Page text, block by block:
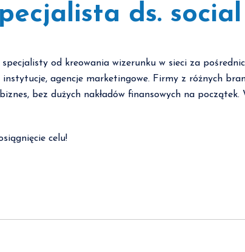
ds.
od kreowania wizerunku w sieci za
agencje marketingowe. Firmy z różnych
bez dużych nakładów finansowych na
celu!